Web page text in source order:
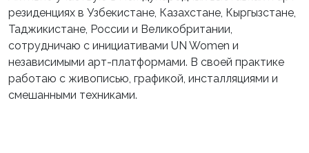
резиденциях в Узбекистане, Казахстане, Кыргызстане,
Таджикистане, России и Великобритании,
сотрудничаю с инициативами UN Women и
независимыми арт-платформами. В своей практике
работаю с живописью, графикой, инсталляциями и
смешанными техниками.